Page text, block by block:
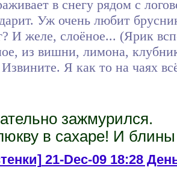
в снегу рядом с
Уж очень любит
И желе, слоёное... (Ярик
из вишни, лимона,
Я как то на чаях
зажмурился.
в сахаре! И
21-Dec-09 18:28